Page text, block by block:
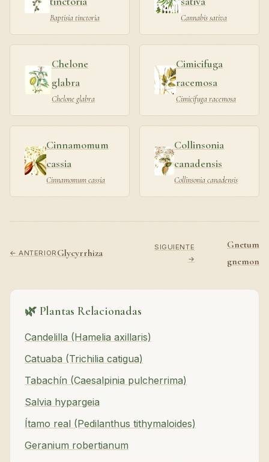
Baptisia tinctoria Cannabis sativa
Chelone
glabra
Chelone glabra
Cimicifuga
racemosa
Cimicifuga racemosa
Cinnamomum
cassia
Cinnamomum cassia
Collinsonia
canadensis
Collinsonia canadensis
← ANTERIOR Glycyrrhiza
SIGUIENTE
→
Gnetum
gnemon
🌿 Plantas Relacionadas
Candelilla (Hamelia axillaris)
Catuaba (Trichilia catigua)
Tabachín (Caesalpinia pulcherrima)
Salvia hypargeia
Ítamo real (Pedilanthus tithymaloides)
Geranium robertianum